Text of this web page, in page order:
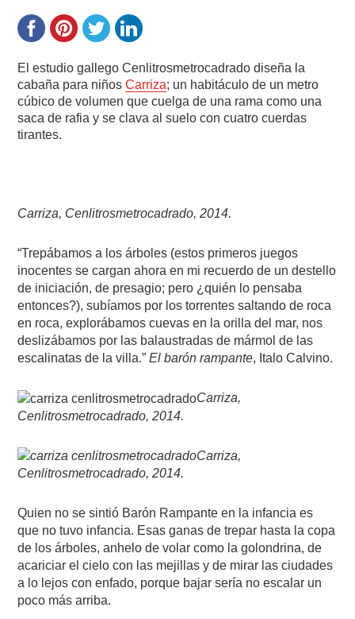
El estudio gallego Cenlitrosmetrocadrado diseña la
cabaña para niñosCarriza; un habitáculo de un metro
cúbico de volumen que cuelga de una rama como una
saca de rafia y se clava al suelo con cuatro cuerdas
tirantes.
Carriza, Cenlitrosmetrocadrado, 2014.
“Trepábamos a los árboles (estos primeros juegos
inocentes se cargan ahora en mi recuerdo de un destello
de iniciación, de presagio; pero ¿quién lo pensaba
entonces?), subíamos por los torrentes saltando de roca
en roca, explorábamos cuevas en la orilla del mar, nos
deslizábamos por las balaustradas de mármol de las
escalinatas de la villa.”El barón rampante, Italo Calvino.
Carriza,
Cenlitrosmetrocadrado, 2014.
Carriza,
Cenlitrosmetrocadrado, 2014.
Quien no se sintió Barón Rampante en la infancia es
que no tuvo infancia. Esas ganas de trepar hasta la copa
de los árboles, anhelo de volar como la golondrina, de
acariciar el cielo con las mejillas y de mirar las ciudades
a lo lejos con enfado, porque bajar sería no escalar un
poco más arriba.